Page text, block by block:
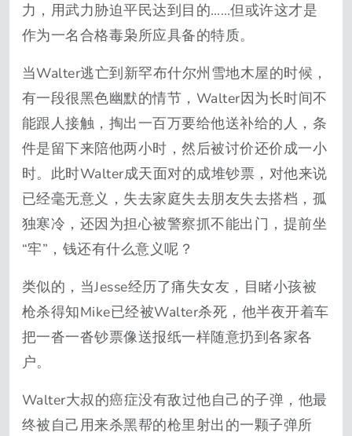
力，用武力胁迫平民达到目的……但或许这才是
作为一名合格毒枭所应具备的特质。
当Walter逃亡到新罕布什尔州雪地木屋的时候，
有一段很黑色幽默的情节，Walter因为长时间不
能跟人接触，掏出一百万要给他送补给的人，条
件是留下来陪他两小时，然后被讨价还价成一小
时。此时Walter成天面对的成堆钞票，对他来说
已经毫无意义，失去家庭失去朋友失去搭档，孤
独寒冷，还因为担心被警察抓不能出门，提前坐
“牢”，钱还有什么意义呢？
类似的，当Jesse经历了痛失女友，目睹小孩被
枪杀得知Mike已经被Walter杀死，他半夜开着车
把一沓一沓钞票像送报纸一样随意扔到各家各
户。
Walter大叔的癌症没有敌过他自己的子弹，他最
终被自己用来杀黑帮的枪里射出的一颗子弹所